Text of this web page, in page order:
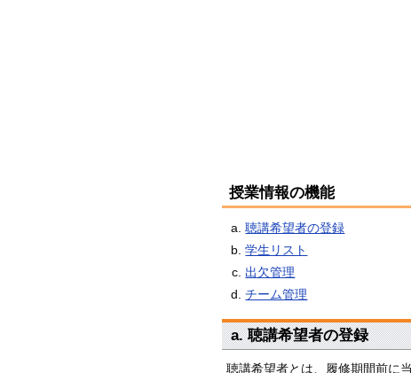
授業情報の機能
聴講希望者の登録
学生リスト
出欠管理
チーム管理
a. 聴講希望者の登録
聴講希望者とは、履修期間前に